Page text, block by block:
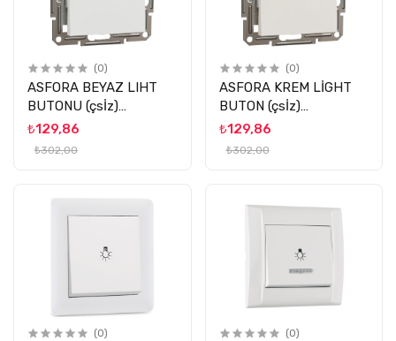
(0)
ASFORA BEYAZ LIHT
BUTONU (çsİz)
SCHNEİDER
₺129,86
₺302,00
(0)
ASFORA KREM LİGHT
BUTON (çsİz)
SCHNEİDER
₺129,86
₺302,00
(0) (0)